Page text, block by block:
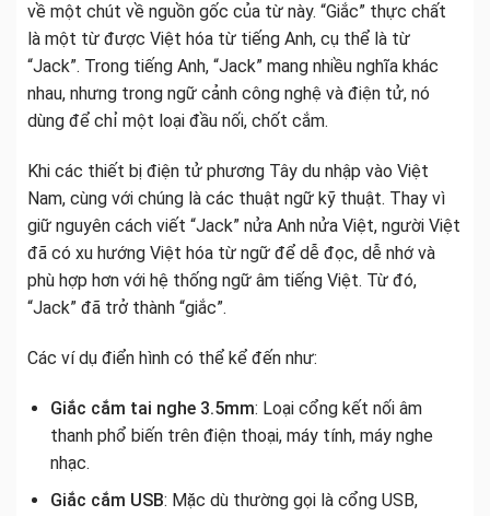
về một chút về nguồn gốc của từ này. “Giắc” thực chất
là một từ được Việt hóa từ tiếng Anh, cụ thể là từ
“Jack”. Trong tiếng Anh, “Jack” mang nhiều nghĩa khác
nhau, nhưng trong ngữ cảnh công nghệ và điện tử, nó
dùng để chỉ một loại đầu nối, chốt cắm.
Khi các thiết bị điện tử phương Tây du nhập vào Việt
Nam, cùng với chúng là các thuật ngữ kỹ thuật. Thay vì
giữ nguyên cách viết “Jack” nửa Anh nửa Việt, người Việt
đã có xu hướng Việt hóa từ ngữ để dễ đọc, dễ nhớ và
phù hợp hơn với hệ thống ngữ âm tiếng Việt. Từ đó,
“Jack” đã trở thành “giắc”.
Các ví dụ điển hình có thể kể đến như:
Giắc cắm tai nghe 3.5mm: Loại cổng kết nối âm
thanh phổ biến trên điện thoại, máy tính, máy nghe
nhạc.
Giắc cắm USB: Mặc dù thường gọi là cổng USB,